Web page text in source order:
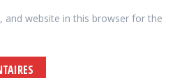
and website in this browser for the